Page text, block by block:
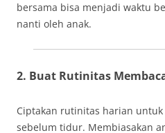
bersama bisa menjadi waktu
nanti oleh anak.
2. Buat Rutinitas
Ciptakan rutinitas harian untuk
sebelum tidur. Membiasakan